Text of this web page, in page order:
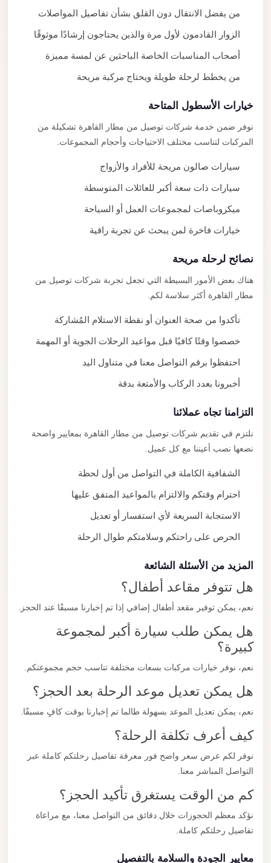
من يفضل الانتقال دون القلق بشأن تفاصيل المواصلات
الزوار القادمون لأول مرة والذين يحتاجون إرشادًا موثوقًا
أصحاب المناسبات الخاصة الباحثين عن لمسة مميزة
من يخطط لرحلة طويلة ويحتاج مركبة مريحة
خيارات الأسطول المتاحة
نوفر ضمن خدمة شركات توصيل من مطار القاهرة تشكيلة من
المركبات لتناسب مختلف الاحتياجات وأحجام المجموعات.
سيارات صالون مريحة للأفراد والأزواج
سيارات ذات سعة أكبر للعائلات المتوسطة
ميكروباصات لمجموعات العمل أو السياحة
خيارات فاخرة لمن يبحث عن تجربة راقية
نصائح لرحلة مريحة
هناك بعض الأمور البسيطة التي تجعل تجربة شركات توصيل من
مطار القاهرة أكثر سلاسة لكم.
تأكدوا من صحة العنوان أو نقطة الاستلام المُشاركة
خصصوا وقتًا كافيًا قبل مواعيد الرحلات الجوية أو المهمة
احتفظوا برقم التواصل معنا في متناول اليد
أخبرونا بعدد الركاب والأمتعة بدقة
التزامنا تجاه عملائنا
نلتزم في تقديم شركات توصيل من مطار القاهرة بمعايير واضحة
نضعها نصب أعيننا مع كل عميل.
الشفافية الكاملة في التواصل من أول لحظة
احترام وقتكم والالتزام بالمواعيد المتفق عليها
الاستجابة السريعة لأي استفسار أو تعديل
الحرص على راحتكم وسلامتكم طوال الرحلة
المزيد من الأسئلة الشائعة
هل تتوفر مقاعد أطفال؟
نعم، يمكن توفير مقعد أطفال إضافي إذا تم إخبارنا مسبقًا عند الحجز.
هل يمكن طلب سيارة أكبر لمجموعة
كبيرة؟
نعم، نوفر خيارات مركبات بسعات مختلفة تناسب حجم مجموعتكم.
هل يمكن تعديل موعد الرحلة بعد الحجز؟
نعم، يمكن تعديل الموعد بسهولة طالما تم إخبارنا بوقت كافٍ مسبقًا.
كيف أعرف تكلفة الرحلة؟
نوفر لكم عرض سعر واضح فور معرفة تفاصيل رحلتكم كاملة عبر
التواصل المباشر معنا.
كم من الوقت يستغرق تأكيد الحجز؟
نؤكد معظم الحجوزات خلال دقائق من التواصل معنا، مع مراعاة
تفاصيل رحلتكم كاملة.
معايير الجودة والسلامة بالتفصيل